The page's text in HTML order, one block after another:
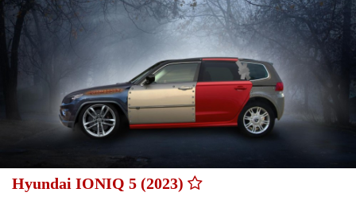
Hyundai IONIQ 5 (2023)